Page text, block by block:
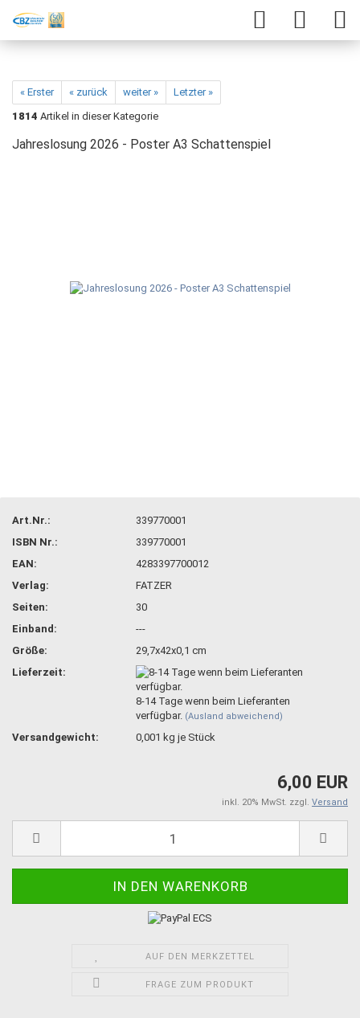
« Erster « zurück weiter »
Letzter »
1814 Artikel in dieser Kategorie
Jahreslosung 2026 - Poster A3 Schattenspiel
Art.Nr.:
339770001
ISBN Nr.:
339770001
EAN:
4283397700012
Verlag:
FATZER
Seiten:
30
Einband:
---
Größe:
29,7x42x0,1 cm
Lieferzeit:
8-14 Tage wenn beim Lieferanten
verfügbar. (Ausland abweichend)
Versandgewicht: 0,001 kg je Stück
6,00 EUR
inkl. 20% MwSt. zzgl. Versand
AUF DEN MERKZETTEL
FRAGE ZUM PRODUKT